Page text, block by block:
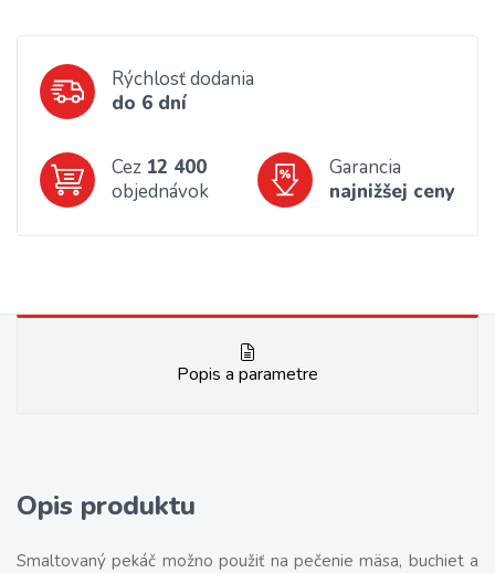
Rýchlosť dodania
do 6 dní
Cez 12 400
objednávok
Garancia
najnižšej ceny
Popis a parametre
Opis produktu
Smaltovaný pekáč možno použiť na pečenie mäsa, buchiet a